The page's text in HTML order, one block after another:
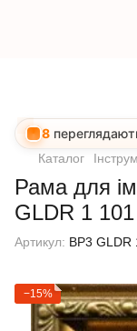
8
Каталог
Рама для
GLDR 1
Артикул: BP3 GLDR
−15%